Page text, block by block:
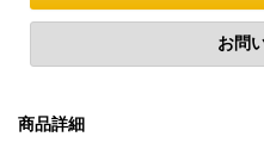
商品詳細